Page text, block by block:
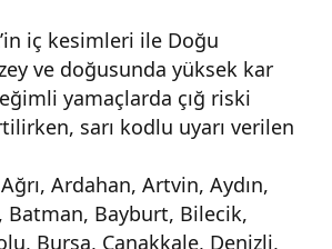
iç kesimleri ile Doğu
ve doğusunda yüksek kar
yamaçlarda çığ riski
sarı kodlu uyarı verilen
Ardahan, Artvin, Aydın,
Batman, Bayburt, Bilecik,
Bursa, Çanakkale, Denizli,